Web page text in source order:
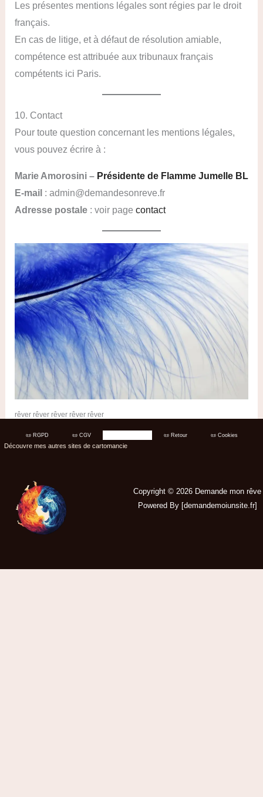
Les présentes mentions légales sont régies par le droit
français.
En cas de litige, et à défaut de résolution amiable,
compétence est attribuée aux tribunaux français
compétents ici Paris.
10. Contact
Pour toute question concernant les mentions légales,
vous pouvez écrire à :
Marie Amorosini – Présidente de Flamme Jumelle BL
E-mail : admin@demandesonreve.fr
Adresse postale: voir page contact
rêver rêver rêver rêver rêver
📜 RGPD 📜 CGV 📜 Retour 📜 Cookies
Découvre mes autres sites de cartomancie
Copyright © 2026 Demande mon rêve
Powered By [demandemoiunsite.fr]